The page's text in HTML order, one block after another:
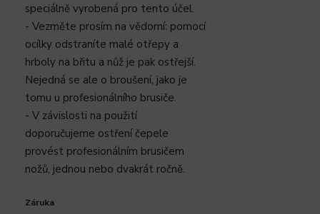
speciálně vyrobená pro tento účel.
- Vezměte prosím na vědomí: pomocí
ocílky odstraníte malé otřepy a
hrboly na břitu a nůž je pak ostřejší.
Nejedná se ale o broušení, jako je
tomu u profesionálního brusiče.
- V závislosti na použití
doporučujeme ostření čepele
provést profesionálním brusičem
nožů, jednou nebo dvakrát ročně.
Záruka